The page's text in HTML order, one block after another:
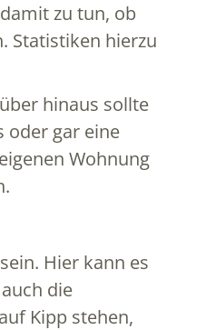
zu tun, ob
Statistiken hierzu
hinaus sollte
oder gar eine
Wohnung
Hier kann es
die
Kipp stehen,